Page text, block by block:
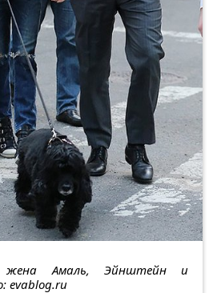
жена Амаль, Эйнштейн и
evablog.ru